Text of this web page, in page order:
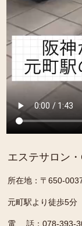
エステサロン
所在地：〒650-
元町駅より徒歩5
電 話：078-393-